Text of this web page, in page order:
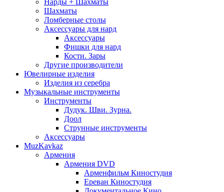
Нарды + Шахматы
Шахматы
Ломберные столы
Аксессуары для нард
Аксессуары
Фишки для нард
Кости. Зары
Другие производители
Ювелирные изделия
Изделия из серебра
Музыкальные инструменты
Инструменты
Дудук. Шви. Зурна.
Доол
Струнные инструменты
Аксессуары
MuzKavkaz
Армения
Армения DVD
Арменфильм Киностудия
Ереван Киностудия